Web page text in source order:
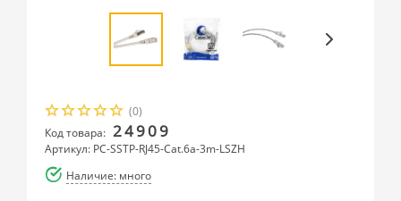
(0)
Код товара: 24909
Артикул: PC-SSTP-RJ45-Cat.6a-3m-LSZH
Наличие: много